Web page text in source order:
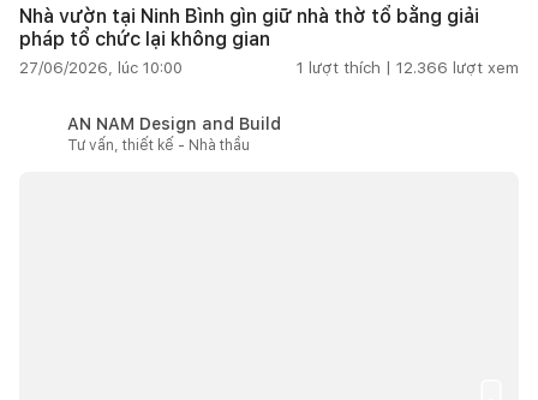
Nhà vườn tại Ninh Bình gìn giữ nhà thờ tổ bằng giải
pháp tổ chức lại không gian
27/06/2026, lúc 10:00 1 lượt thích | 12.366 lượt xem
AN NAM Design and Build
Tư vấn, thiết kế - Nhà thầu